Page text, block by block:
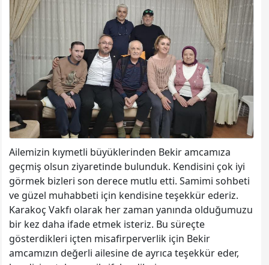
Ailemizin kıymetli büyüklerinden Bekir amcamıza
geçmiş olsun ziyaretinde bulunduk. Kendisini çok iyi
görmek bizleri son derece mutlu etti. Samimi sohbeti
ve güzel muhabbeti için kendisine teşekkür ederiz.
Karakoç Vakfı olarak her zaman yanında olduğumuzu
bir kez daha ifade etmek isteriz. Bu süreçte
gösterdikleri içten misafirperverlik için Bekir
amcamızın değerli ailesine de ayrıca teşekkür eder,